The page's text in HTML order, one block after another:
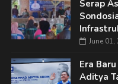
Serap
June 01,
Era
Aditya